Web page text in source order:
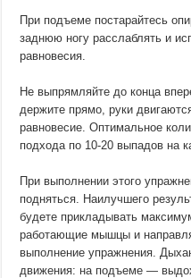
При подъеме постарайтесь
заднюю ногу расслаблять и
равновесия.
Не выпрямляйте до конца
держите прямо, руки
равновесие. Оптимальное
подхода по 10-20 выпадов на
При выполнении этого
подняться. Наилучшего
будете прикладывать
работающие мышцы и
выполнение упражнения.
движения: на подъеме —